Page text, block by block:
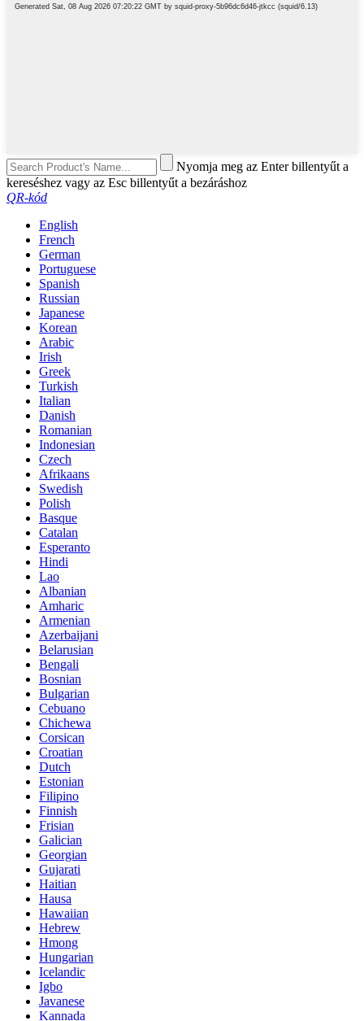
Nyomja meg az Enter billentyűt a
kereséshez vagy az Esc billentyűt a bezáráshoz
QR-kód
English
French
German
Portuguese
Spanish
Russian
Japanese
Korean
Arabic
Irish
Greek
Turkish
Italian
Danish
Romanian
Indonesian
Czech
Afrikaans
Swedish
Polish
Basque
Catalan
Esperanto
Hindi
Lao
Albanian
Amharic
Armenian
Azerbaijani
Belarusian
Bengali
Bosnian
Bulgarian
Cebuano
Chichewa
Corsican
Croatian
Dutch
Estonian
Filipino
Finnish
Frisian
Galician
Georgian
Gujarati
Haitian
Hausa
Hawaiian
Hebrew
Hmong
Hungarian
Icelandic
Igbo
Javanese
Kannada